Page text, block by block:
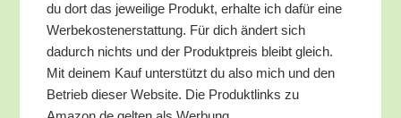
du dort das jewei­li­ge Pro­dukt, erhal­te ich dafür eine
Wer­be­kos­ten­er­stat­tung. Für dich ändert sich
dadurch nichts und der Pro­dukt­preis bleibt gleich.
Mit dei­nem Kauf unter­stützt du also mich und den
Betrieb die­ser Web­site. Die Pro­dukt­links zu